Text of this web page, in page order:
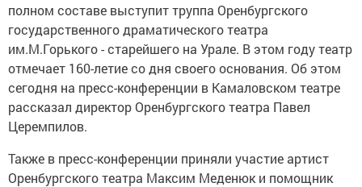
полном составе выступит труппа Оренбургского
государственного драматического театра
им.М.Горького - старейшего на Урале. В этом году театр
отмечает 160-летие со дня своего основания. Об этом
сегодня на пресс-конференции в Камаловском театре
рассказал директор Оренбургского театра Павел
Церемпилов.
Также в пресс-конференции приняли участие артист
Оренбургского театра Максим Меденюк и помощник